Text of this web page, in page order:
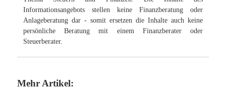
Informationsangebots stellen keine Finanzberatung oder
Anlageberatung dar - somit ersetzen die Inhalte auch keine
persönliche Beratung mit einem Finanzberater oder
Steuerberater.
Mehr Artikel: